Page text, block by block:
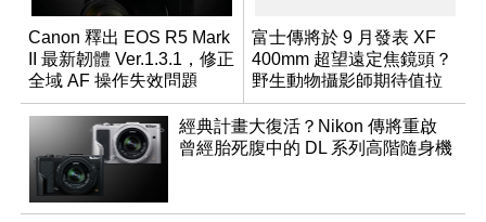
Canon 釋出 EOS R5 Mark
II 最新韌體 Ver.1.3.1，修正
全域 AF 操作失效問題
富士傳將於 9 月發表 XF
400mm 超望遠定焦鏡頭？
野生動物攝影師期待值拉
滿
經典計畫大復活？Nikon 傳將重啟
曾經胎死腹中的 DL 系列高階隨身機